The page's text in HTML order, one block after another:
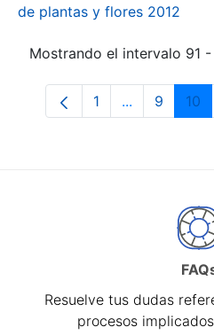
de plantas y flores 2012
Mostrando el intervalo 91
Página
1 ...PáginasPágina
9 10
Resuelve tus dudas
procesos